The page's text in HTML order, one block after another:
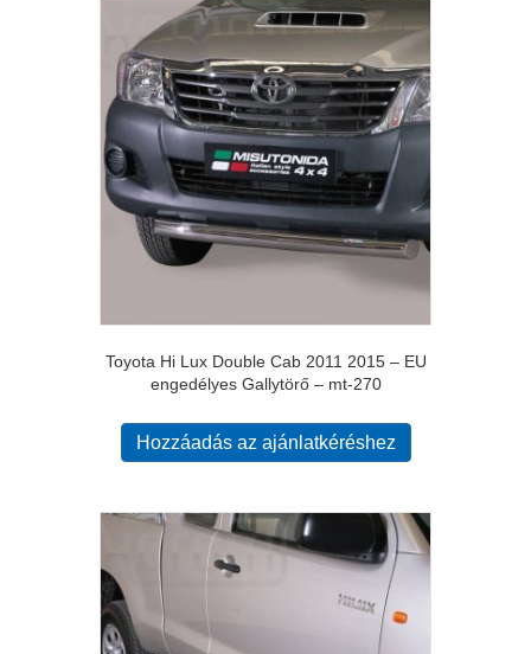
Toyota Hi Lux Double Cab 2011 2015 – EU
engedélyes Gallytörő – mt-270
Hozzáadás az ajánlatkéréshez